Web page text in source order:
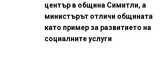
център в община Симитли, а
министърът отличи общината
като пример за развитието на
социалните услуги